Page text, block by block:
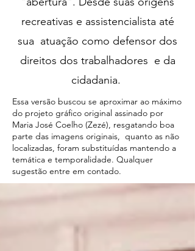
recreativas e assistencialista até
sua atuação como defensor dos
direitos dos trabalhadores e da
cidadania.
Essa versão buscou se aproximar ao máximo
do projeto gráfico original assinado por
Maria José Coelho (Zezé), resgatando boa
parte das imagens originais, quanto as não
localizadas, foram substituídas mantendo a
temática e temporalidade. Qualquer
sugestão entre em contado.